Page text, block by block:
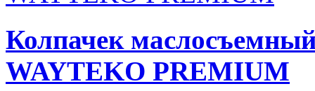
Колпачек
WAYTEKO PREMIUM